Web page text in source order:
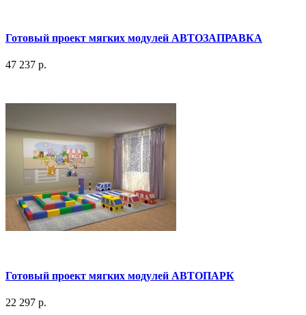
Готовый проект мягких модулей АВТОЗАПРАВКА
47 237 р.
Готовый проект мягких модулей АВТОПАРК
22 297 р.